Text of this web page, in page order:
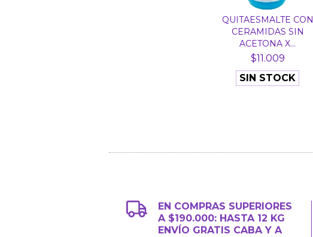
QUITAESMALTE CON
CERAMIDAS SIN
ACETONA X...
$11.009
SIN STOCK
EN COMPRAS SUPERIORES
A $190.000: HASTA 12 KG
ENVÍO GRATIS CABA Y A